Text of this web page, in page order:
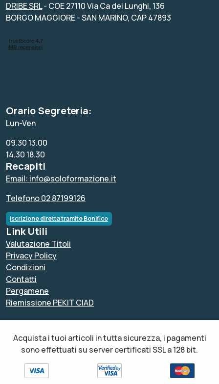
DRIBE SRL- COE 27110 Via Ca dei Lunghi, 136
BORGO MAGGIORE - SAN MARINO, CAP 47893
Orario Segreteria:
Lun-Ven
09.30 13.00
14.30 18.30
Recapiti
Email: info@soloformazione.it
Telefono 02 87199126
Iscrizione diretta tramite Bonifico
Link Utili
Valutazione Titoli
Privacy Policy
Condizioni
Contatti
Pergamene
Riemissione PEKIT CIAD
Acquista i tuoi articoli in tutta sicurezza, i pagamenti
sono effettuati su server certificati SSL a 128 bit.